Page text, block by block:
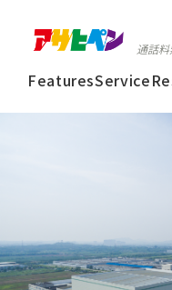
FeaturesService
通話